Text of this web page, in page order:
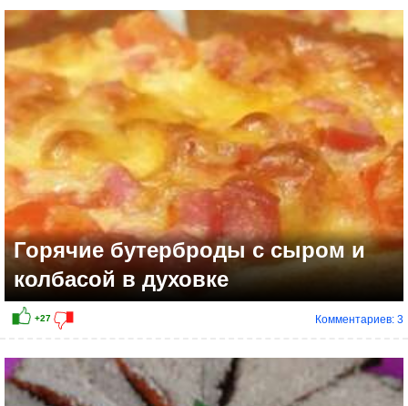
+10
Горячие бутерброды с сыром и
колбасой в духовке
Комментариев: 3